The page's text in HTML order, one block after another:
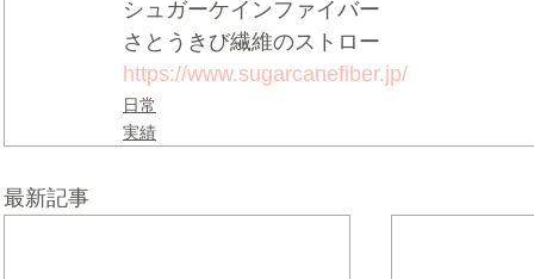
シュガーケインファイバー
さとうきび繊維のストロー
https://www.sugarcanefiber.jp/
日常
実績
最新記事